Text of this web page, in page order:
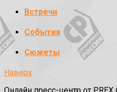
Встречи
События
Сюжеты
Наверх